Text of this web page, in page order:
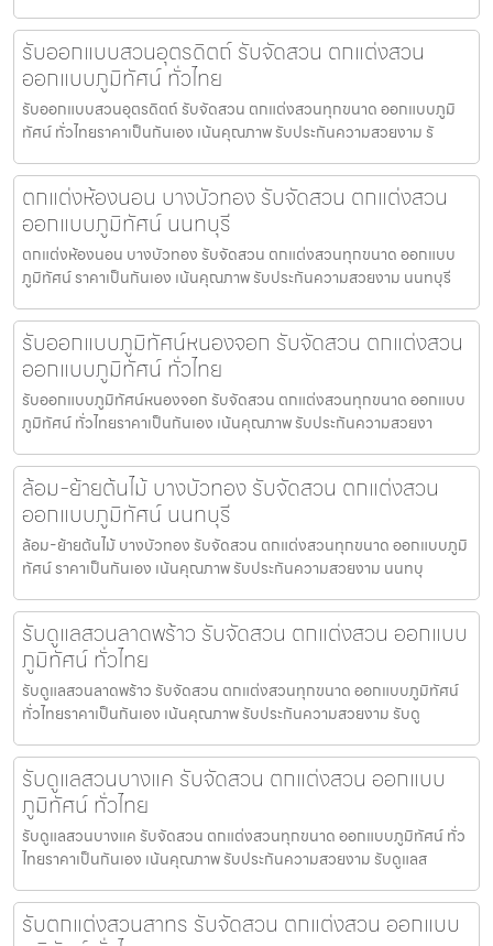
รับออกแบบสวนอุตรดิตถ์ รับจัดสวน ตกแต่งสวน
ออกแบบภูมิทัศน์ ทั่วไทย
รับออกแบบสวนอุตรดิตถ์ รับจัดสวน ตกแต่งสวนทุกขนาด ออกแบบภูมิ
ทัศน์ ทั่วไทยราคาเป็นกันเอง เน้นคุณภาพ รับประกันความสวยงาม รั
ตกแต่งห้องนอน บางบัวทอง รับจัดสวน ตกแต่งสวน
ออกแบบภูมิทัศน์ นนทบุรี
ตกแต่งห้องนอน บางบัวทอง รับจัดสวน ตกแต่งสวนทุกขนาด ออกแบบ
ภูมิทัศน์ ราคาเป็นกันเอง เน้นคุณภาพ รับประกันความสวยงาม นนทบุรี
รับออกแบบภูมิทัศน์หนองจอก รับจัดสวน ตกแต่งสวน
ออกแบบภูมิทัศน์ ทั่วไทย
รับออกแบบภูมิทัศน์หนองจอก รับจัดสวน ตกแต่งสวนทุกขนาด ออกแบบ
ภูมิทัศน์ ทั่วไทยราคาเป็นกันเอง เน้นคุณภาพ รับประกันความสวยงา
ล้อม-ย้ายต้นไม้ บางบัวทอง รับจัดสวน ตกแต่งสวน
ออกแบบภูมิทัศน์ นนทบุรี
ล้อม-ย้ายต้นไม้ บางบัวทอง รับจัดสวน ตกแต่งสวนทุกขนาด ออกแบบภูมิ
ทัศน์ ราคาเป็นกันเอง เน้นคุณภาพ รับประกันความสวยงาม นนทบุ
รับดูแลสวนลาดพร้าว รับจัดสวน ตกแต่งสวน ออกแบบ
ภูมิทัศน์ ทั่วไทย
รับดูแลสวนลาดพร้าว รับจัดสวน ตกแต่งสวนทุกขนาด ออกแบบภูมิทัศน์
ทั่วไทยราคาเป็นกันเอง เน้นคุณภาพ รับประกันความสวยงาม รับดู
รับดูแลสวนบางแค รับจัดสวน ตกแต่งสวน ออกแบบ
ภูมิทัศน์ ทั่วไทย
รับดูแลสวนบางแค รับจัดสวน ตกแต่งสวนทุกขนาด ออกแบบภูมิทัศน์ ทั่ว
ไทยราคาเป็นกันเอง เน้นคุณภาพ รับประกันความสวยงาม รับดูแลส
รับตกแต่งสวนสาทร รับจัดสวน ตกแต่งสวน ออกแบบ